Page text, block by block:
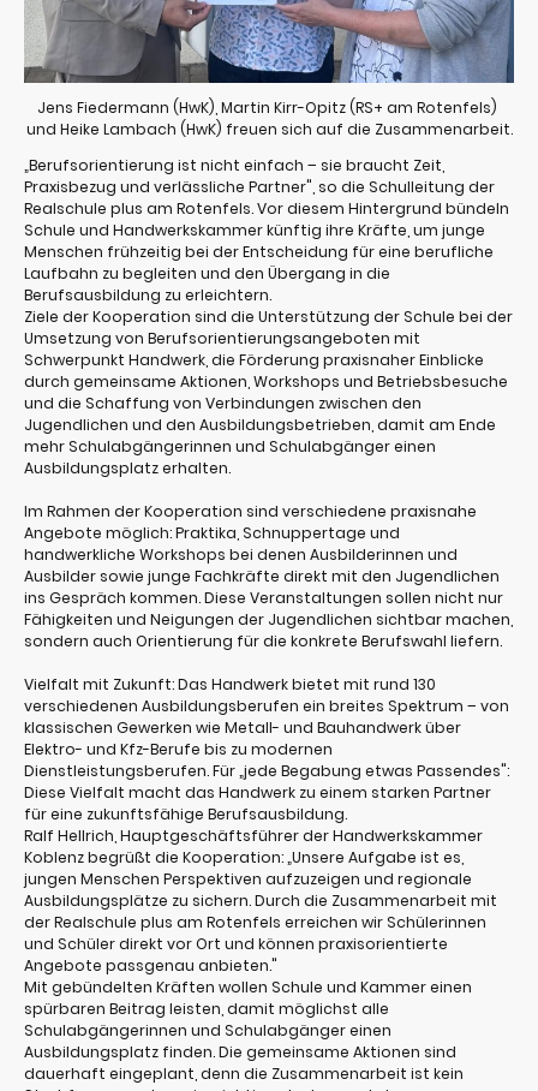
Jens Fiedermann (HwK), Martin Kirr-Opitz (RS+ am Rotenfels)
und Heike Lambach (HwK) freuen sich auf die Zusammenarbeit.
„Berufsorientierung ist nicht einfach – sie braucht Zeit,
Praxisbezug und verlässliche Partner", so die Schulleitung der
Realschule plus am Rotenfels. Vor diesem Hintergrund bündeln
Schule und Handwerkskammer künftig ihre Kräfte, um junge
Menschen frühzeitig bei der Entscheidung für eine berufliche
Laufbahn zu begleiten und den Übergang in die
Berufsausbildung zu erleichtern.
Ziele der Kooperation sind die Unterstützung der Schule bei der
Umsetzung von Berufsorientierungsangeboten mit
Schwerpunkt Handwerk, die Förderung praxisnaher Einblicke
durch gemeinsame Aktionen, Workshops und Betriebsbesuche
und die Schaffung von Verbindungen zwischen den
Jugendlichen und den Ausbildungsbetrieben, damit am Ende
mehr Schulabgängerinnen und Schulabgänger einen
Ausbildungsplatz erhalten.
Im Rahmen der Kooperation sind verschiedene praxisnahe
Angebote möglich: Praktika, Schnuppertage und
handwerkliche Workshops bei denen Ausbilderinnen und
Ausbilder sowie junge Fachkräfte direkt mit den Jugendlichen
ins Gespräch kommen. Diese Veranstaltungen sollen nicht nur
Fähigkeiten und Neigungen der Jugendlichen sichtbar machen,
sondern auch Orientierung für die konkrete Berufswahl liefern.
Vielfalt mit Zukunft: Das Handwerk bietet mit rund 130
verschiedenen Ausbildungsberufen ein breites Spektrum – von
klassischen Gewerken wie Metall- und Bauhandwerk über
Elektro- und Kfz-Berufe bis zu modernen
Dienstleistungsberufen. Für „jede Begabung etwas Passendes":
Diese Vielfalt macht das Handwerk zu einem starken Partner
für eine zukunftsfähige Berufsausbildung.
Ralf Hellrich, Hauptgeschäftsführer der Handwerkskammer
Koblenz begrüßt die Kooperation: „Unsere Aufgabe ist es,
jungen Menschen Perspektiven aufzuzeigen und regionale
Ausbildungsplätze zu sichern. Durch die Zusammenarbeit mit
der Realschule plus am Rotenfels erreichen wir Schülerinnen
und Schüler direkt vor Ort und können praxisorientierte
Angebote passgenau anbieten."
Mit gebündelten Kräften wollen Schule und Kammer einen
spürbaren Beitrag leisten, damit möglichst alle
Schulabgängerinnen und Schulabgänger einen
Ausbildungsplatz finden. Die gemeinsame Aktionen sind
dauerhaft eingeplant, denn die Zusammenarbeit ist kein